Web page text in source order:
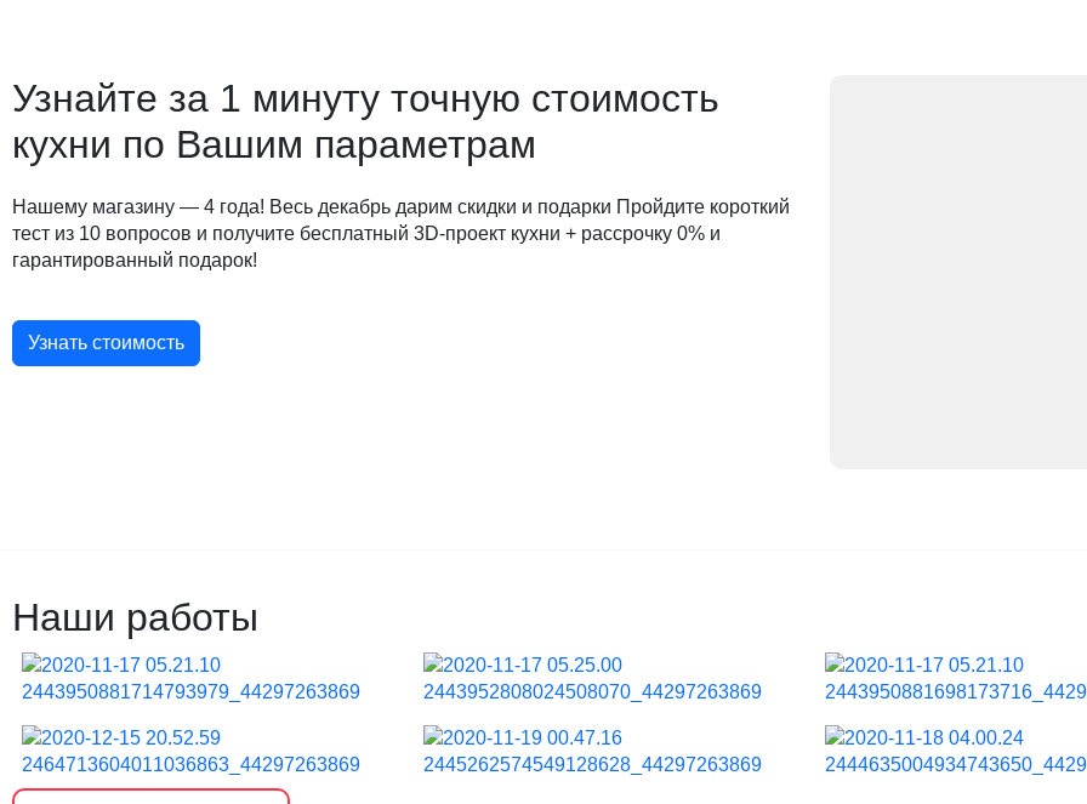
Узнайте за 1 минуту точную стоимость
кухни по Вашим параметрам
Нашему магазину — 4 года! Весь декабрь дарим скидки и подарки Пройдите короткий
тест из 10 вопросов и получите бесплатный 3D-проект кухни + рассрочку 0% и
гарантированный подарок!
Узнать стоимость
Наши работы